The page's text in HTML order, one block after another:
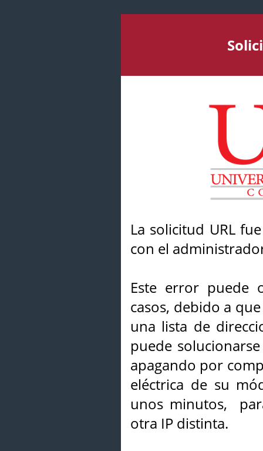
La solicitud URL
con el
Este error puede
casos, debido a
una lista de
puede
apagando por
eléctrica de su
unos minutos,
otra IP distinta.